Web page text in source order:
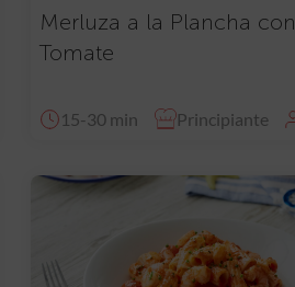
Merluza a la Plancha con
Tomate
15-30 min Principiante